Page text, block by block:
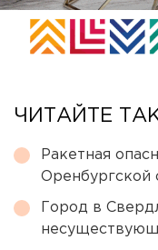
ЧИТАЙТЕ
Ракетная
Оренбургской
Город в